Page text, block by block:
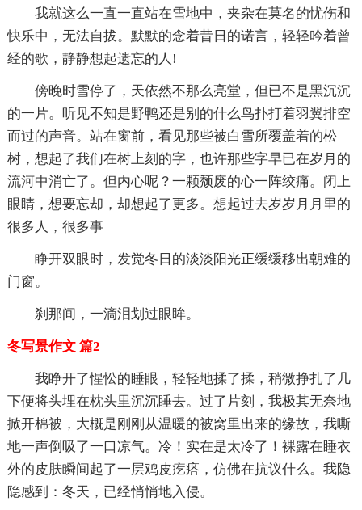
我就这么一直一直站在雪地中，夹杂在莫名的忧伤和
快乐中，无法自拔。默默的念着昔日的诺言，轻轻吟着曾
经的歌，静静想起遗忘的人!
傍晚时雪停了，天依然不那么亮堂，但已不是黑沉沉
的一片。听见不知是野鸭还是别的什么鸟扑打着羽翼排空
而过的声音。站在窗前，看见那些被白雪所覆盖着的松
树，想起了我们在树上刻的字，也许那些字早已在岁月的
流河中消亡了。但内心呢？一颗颓废的心一阵绞痛。闭上
眼睛，想要忘却，却想起了更多。想起过去岁岁月月里的
很多人，很多事
睁开双眼时，发觉冬日的淡淡阳光正缓缓移出朝难的
门窗。
刹那间，一滴泪划过眼眸。
冬写景作文 篇2
我睁开了惺忪的睡眼，轻轻地揉了揉，稍微挣扎了几
下便将头埋在枕头里沉沉睡去。过了片刻，我极其无奈地
掀开棉被，大概是刚刚从温暖的被窝里出来的缘故，我嘶
地一声倒吸了一口凉气。冷！实在是太冷了！裸露在睡衣
外的皮肤瞬间起了一层鸡皮疙瘩，仿佛在抗议什么。我隐
隐感到：冬天，已经悄悄地入侵。